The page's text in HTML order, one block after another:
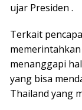
ujar Presiden .
Terkait
menanggapi
yang bisa
Thailand yang